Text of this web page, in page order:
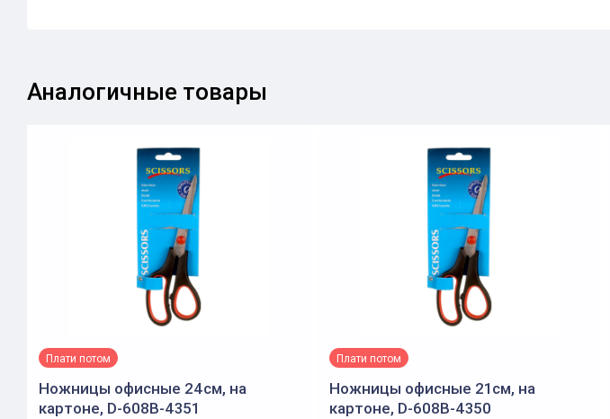
Аналогичные товары
Плати потом
Ножницы офисные 24см, на
картоне, D-608B-4351
Плати потом
Ножницы офисные 21см, на
картоне, D-608B-4350